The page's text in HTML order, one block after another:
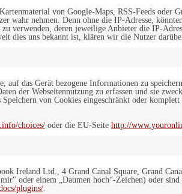
von Google-Maps, RSS-Feeds oder
nehmen. Denn ohne die IP-Adresse,
verwenden, deren jeweilige Anbieter die IP-
dies uns bekannt ist, klären wir die Nutzer
das Gerät bezogene Informationen zu
der Webseitennutzung zu erfassen und sie
von Cookies eingeschränkt oder
choices/ oder die EU-Seite http://
Ireland Ltd., 4 Grand Canal Square, Grand
oder einem „Daumen hoch“-Zeichen) oder
plugins/.